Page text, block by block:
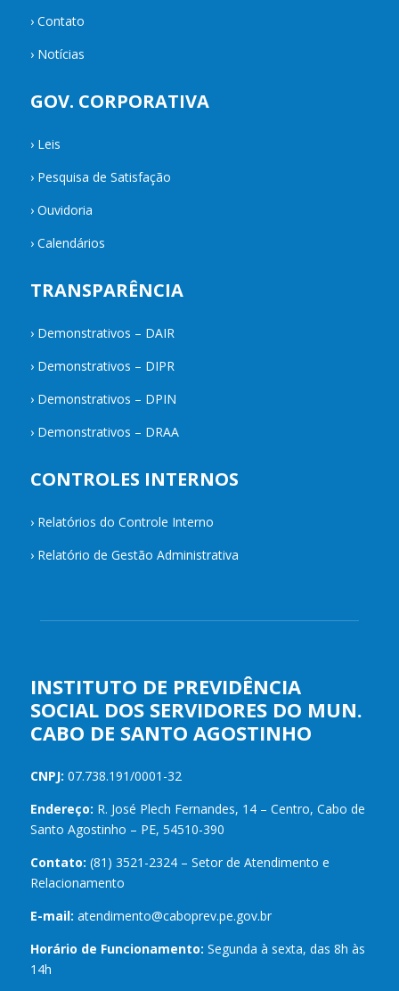
› Contato
› Notícias
GOV. CORPORATIVA
› Leis
› Pesquisa de Satisfação
› Ouvidoria
› Calendários
TRANSPARÊNCIA
› Demonstrativos – DAIR
› Demonstrativos – DIPR
› Demonstrativos – DPIN
› Demonstrativos – DRAA
CONTROLES INTERNOS
› Relatórios do Controle Interno
› Relatório de Gestão Administrativa
INSTITUTO DE PREVIDÊNCIA
SOCIAL DOS SERVIDORES DO MUN.
CABO DE SANTO AGOSTINHO
CNPJ: 07.738.191/0001-32
Endereço: R. José Plech Fernandes, 14 – Centro, Cabo de
Santo Agostinho – PE, 54510-390
Contato: (81) 3521-2324 – Setor de Atendimento e
Relacionamento
E-mail: atendimento@caboprev.pe.gov.br
Horário de Funcionamento: Segunda à sexta, das 8h às
14h